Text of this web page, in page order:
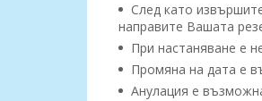
След като
направите Вашата
При настаняване е
Промяна на дата е
Анулация е